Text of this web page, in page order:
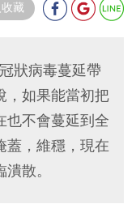
藏
狀病毒蔓延帶
，如果能當初把
也不會蔓延到全
蓋，維穩，現在
散。